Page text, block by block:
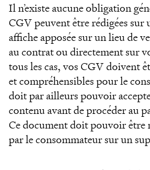
Il n’existe aucune obligation
CGV peuvent être rédigées sur
affiche apposée sur un lieu de
au contrat ou directement sur
tous les cas, vos CGV doivent
et compréhensibles pour le
doit par ailleurs pouvoir
contenu avant de procéder au
Ce document doit pouvoir être
par le consommateur sur un